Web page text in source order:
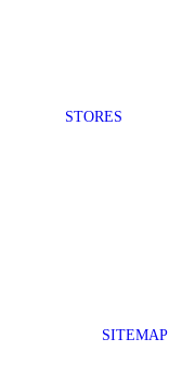
STORES
SITEMAP